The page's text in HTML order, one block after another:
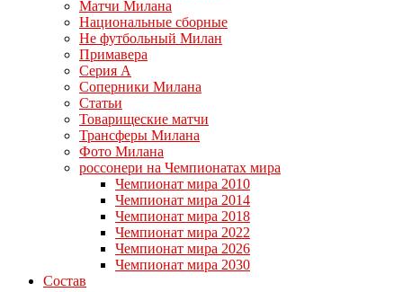
Матчи Милана
Национальные сборные
Не футбольный Милан
Примавера
Серия А
Соперники Милана
Статьи
Товарищеские матчи
Трансферы Милана
Фото Милана
россонери на Чемпионатах мира
Чемпионат мира 2010
Чемпионат мира 2014
Чемпионат мира 2018
Чемпионат мира 2022
Чемпионат мира 2026
Чемпионат мира 2030
Состав